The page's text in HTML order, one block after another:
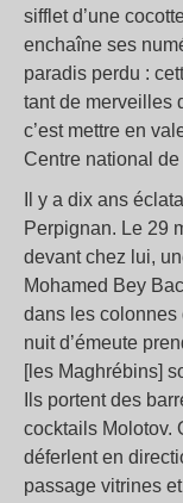
sifflet d’une
enchaîne ses
paradis perdu :
tant de merveilles
c’est mettre en
Centre national
Il y a dix ans
Perpignan. Le 29
devant chez lui,
Mohamed Bey
dans les colonnes
nuit d’émeute
[les Maghrébins]
Ils portent des
cocktails Molotov.
déferlent en
passage vitrines